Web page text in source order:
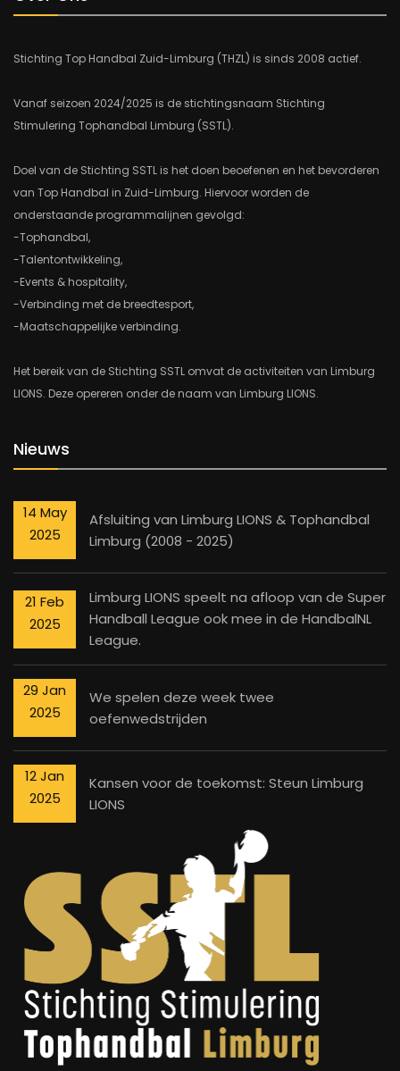
Stichting Top Handbal Zuid-Limburg (THZL) is sinds 2008 actief.
Vanaf seizoen 2024/2025 is de stichtingsnaam Stichting
Stimulering Tophandbal Limburg (SSTL).
Doel van de Stichting SSTL is het doen beoefenen en het bevorderen
van Top Handbal in Zuid-Limburg. Hiervoor worden de
onderstaande programmalijnen gevolgd:
-Tophandbal,
-Talentontwikkeling,
-Events & hospitality,
-Verbinding met de breedtesport,
-Maatschappelijke verbinding.
Het bereik van de Stichting SSTL omvat de activiteiten van Limburg
LIONS. Deze opereren onder de naam van Limburg LIONS.
Nieuws
14 May
2025
Afsluiting van Limburg LIONS & Tophandbal
Limburg (2008 - 2025)
21 Feb
2025
Limburg LIONS speelt na afloop van de Super
Handball League ook mee in de HandbalNL
League.
29 Jan
2025
We spelen deze week twee
oefenwedstrijden
12 Jan
2025
Kansen voor de toekomst: Steun Limburg
LIONS